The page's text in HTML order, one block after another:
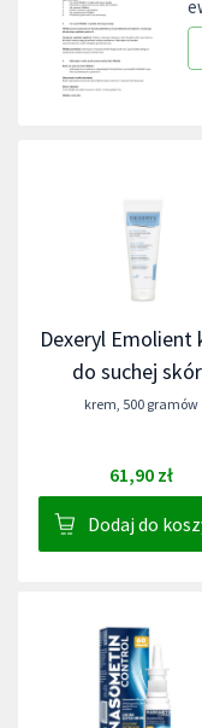
Dexeryl Emolient
do suchej
krem, 500 gramów
61,90 zł
Dodaj do